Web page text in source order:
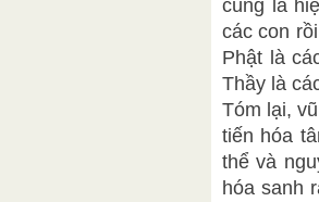
cùng là
các con
Phật là
Thầy là
Tóm lại,
tiến hóa
thể và
hóa sanh